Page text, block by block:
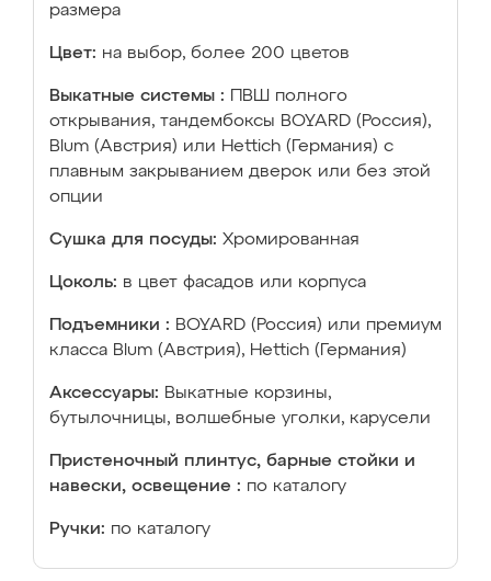
размера
Цвет: на выбор, более 200 цветов
Выкатные системы :
ПВШ полного
открывания, тандембоксы BOYARD (Россия),
Blum (Австрия) или Hettich (Германия) с
плавным закрыванием дверок или без этой
опции
Сушка для посуды: Хромированная
Цоколь: в цвет фасадов или корпуса
Подъемники : BOYARD (Россия) или премиум
класса Blum (Австрия), Hettich (Германия)
Аксессуары: Выкатные корзины,
бутылочницы, волшебные уголки, карусели
Пристеночный плинтус, барные стойки и
навески, освещение : по каталогу
Ручки: по каталогу